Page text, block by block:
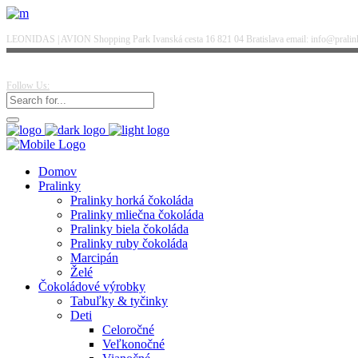
LEONIDAS | AVION Shopping Park Ivanská cesta 16 821 04 Bratislava email:
Follow Us:
Domov
Pralinky
Pralinky horká čokoláda
Pralinky mliečna čokoláda
Pralinky biela čokoláda
Pralinky ruby čokoláda
Marcipán
Želé
Čokoládové výrobky
Tabuľky & tyčinky
Deti
Celoročné
Veľkonočné